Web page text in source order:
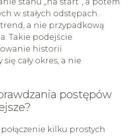
w stałych odstępach.
a nie przypadkową
Takie podejście
historii
cały okres, a nie
postępów
kilku prostych